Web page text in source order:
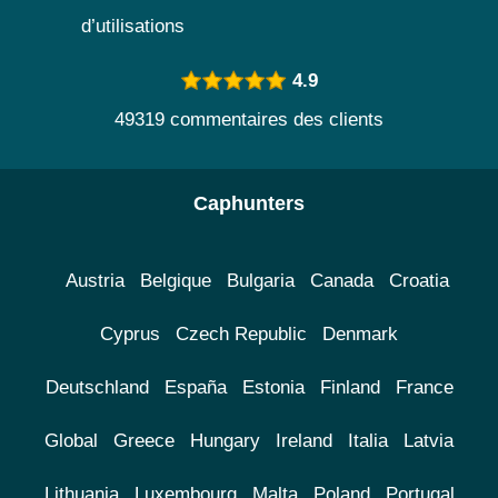
d’utilisations
4.9
49319 commentaires des clients
Caphunters
Austria Belgique Bulgaria Canada Croatia
Cyprus Czech Republic Denmark
Deutschland España Estonia Finland France
Global Greece Hungary Ireland Italia Latvia